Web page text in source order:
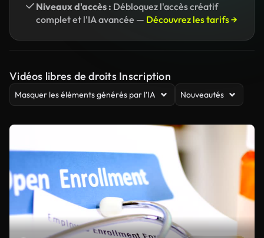
Niveaux d'accès : Débloquez l'accès créatif
complet et l'IA avancée — Découvrez les tarifs →
Vidéos libres de droits Inscription
Masquer les éléments générés par l’IA Nouveautés